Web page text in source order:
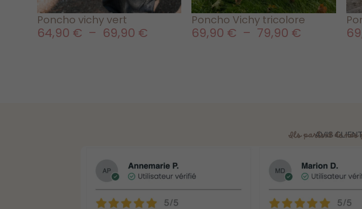
Poncho vichy vert
64,90 € – 69,90 €
Poncho Vichy tricolore
69,90 € – 79,90 €
AVIS
Ils parlent de nos